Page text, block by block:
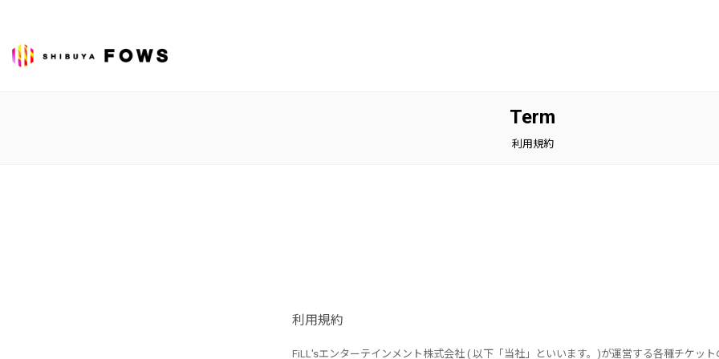
Term
利用規約
利用規約
FiLL'sエンターテインメント株式会社 ( 以下「当社」といいます。)が運営する各種チケット